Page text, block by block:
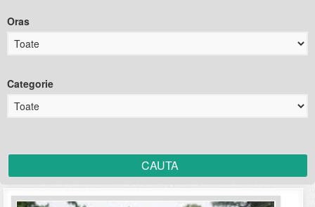
Oras
Categorie